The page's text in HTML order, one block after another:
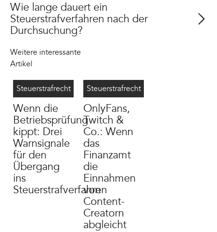
Wie lange dauert ein
Steuerstrafverfahren nach der
Durchsuchung?
Weitere interessante
Artikel
Steuerstrafrecht
Wenn die
Betriebsprüfung
kippt: Drei
Warnsignale
für den
Übergang
ins
Steuerstrafverfahren
Betriebsprüfung Steuerstrafverfahren
7/23/2026 Steuerstrafrecht
OnlyFans,
Twitch &
Co.: Wenn
das
Finanzamt
die
Einnahmen
von
Content-
Creatorn
abgleicht
OnlyFans Steuer
7/13/2026